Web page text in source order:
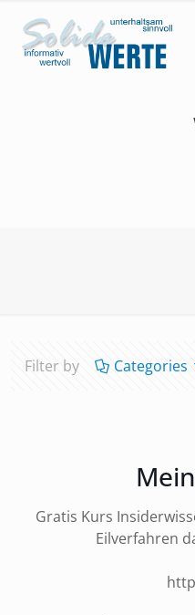
Filter by Categories
Gratis Kurs
Eilverfahren